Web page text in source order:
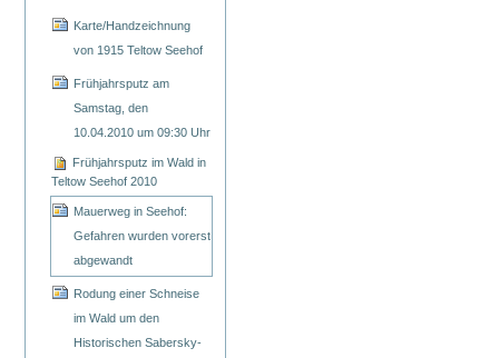
Karte/Handzeichnung
von 1915 Teltow Seehof
Frühjahrsputz am
Samstag, den
10.04.2010 um 09:30 Uhr
Frühjahrsputz im Wald in
Teltow Seehof 2010
Mauerweg in Seehof:
Gefahren wurden vorerst
abgewandt
Rodung einer Schneise
im Wald um den
Historischen Sabersky-